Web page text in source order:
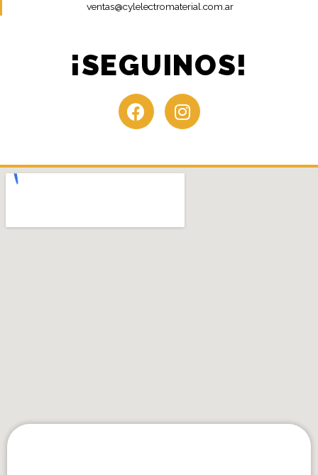
ventas@cylelectromaterial.com.ar
¡SEGUINOS!